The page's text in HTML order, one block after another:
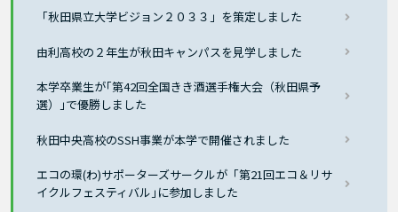
「秋田県立大学ビジョン２０３３」を策定しました
由利高校の２年生が秋田キャンパスを見学しました
本学卒業生が｢第42回全国きき酒選手権大会（秋田県予
選）｣で優勝しました
秋田中央高校のSSH事業が本学で開催されました
エコの環(わ)サポーターズサークルが「第21回エコ＆リサ
イクルフェスティバル｣に参加しました